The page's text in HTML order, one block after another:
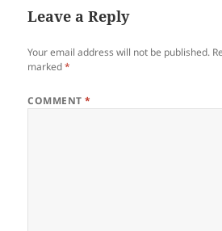
Leave a Reply
Your email address will not be published.
marked*
COMMENT*